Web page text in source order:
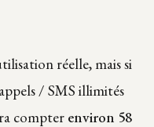
réelle, mais si
/ SMS illimités
compterenviron 58